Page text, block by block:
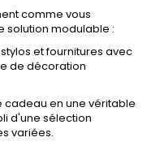
comme vous
solution modulable :
et fournitures avec
de décoration
cadeau en une véritable
d'une sélection
variées.